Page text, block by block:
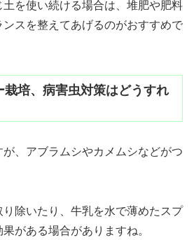
を使い続ける場合は、堆肥や肥料
スを整えてあげるのがおすすめで
栽培、病害虫対策はどうすれ
、アブラムシやカメムシなどがつ
除いたり、牛乳を水で薄めたスプ
がある場合がありますね。